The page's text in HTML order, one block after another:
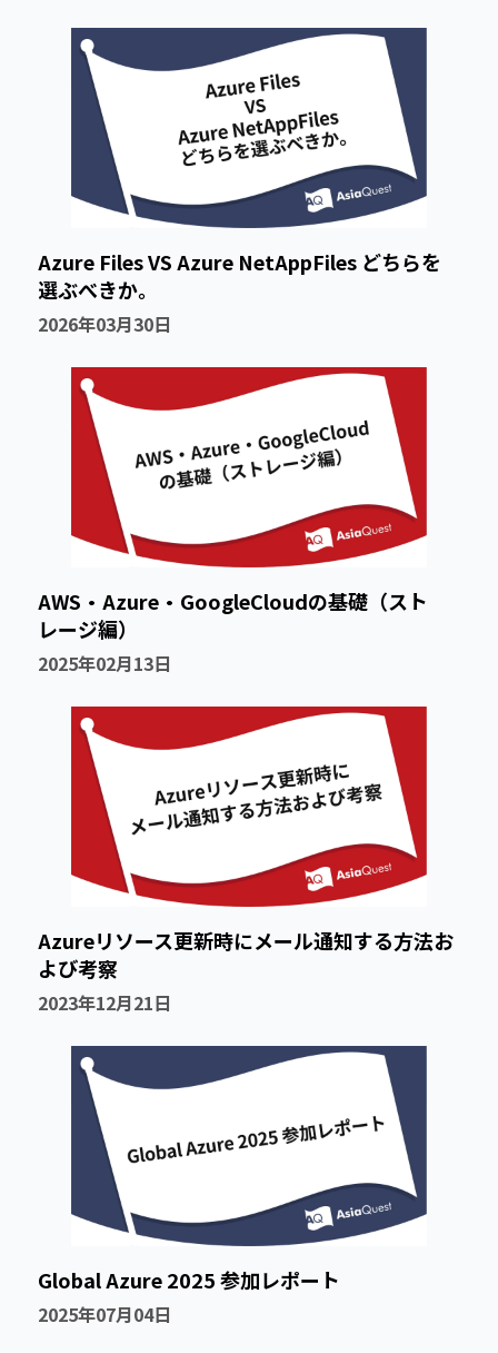
Azure Files VS Azure NetAppFiles どちらを
選ぶべきか。
2026年03月30日
AWS・Azure・GoogleCloudの基礎（スト
レージ編）
2025年02月13日
Azureリソース更新時にメール通知する方法お
よび考察
2023年12月21日
Global Azure 2025 参加レポート
2025年07月04日